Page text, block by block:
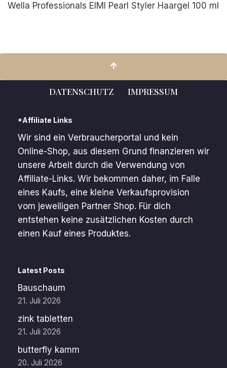
Wella Professionals EIMI Pearl Styler Haargel 100 ml
DATENSCHUTZ IMPRESSUM
*Affiliate Links
Wir sind ein Verbraucherportal und kein
Online-Shop, aus diesem Grund finanzieren wir
unsere Arbeit durch die Verwendung von
Affiliate-Links. Wir bekommen daher, im Falle
eines Kaufs, eine kleine Verkaufsprovision
vom jeweiligen Partner Shop. Für dich
entstehen keine zusätzlichen Kosten durch
einen Kauf eines Produktes.
Latest Posts
Bauschaum
21. Juli 2026
zink tabletten
21. Juli 2026
butterfly kamm
20. Juli 2026